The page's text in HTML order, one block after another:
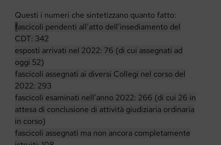
Questi i numeri che sintetizzano quanto fatto:
fascicoli pendenti all’atto dell’insediamento del
CDT: 342
esposti arrivati nel 2022: 76 (di cui assegnati ad
oggi 52)
fascicoli assegnati ai diversi Collegi nel corso del
2022: 293
fascicoli esaminati nell’anno 2022: 266 (di cui 26 in
attesa di conclusione di attività giudiziaria ordinaria
in corso)
fascicoli assegnati ma non ancora completamente